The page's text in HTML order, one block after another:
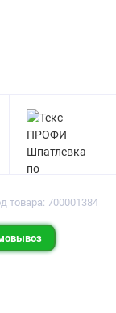
товара: 700001384